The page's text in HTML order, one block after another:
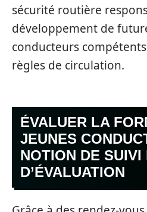
sécurité routière
développement de
conducteurs
règles de circulation.
ÉVALUER LA
JEUNES
NOTION DE SUIVI
D’ÉVALUATION